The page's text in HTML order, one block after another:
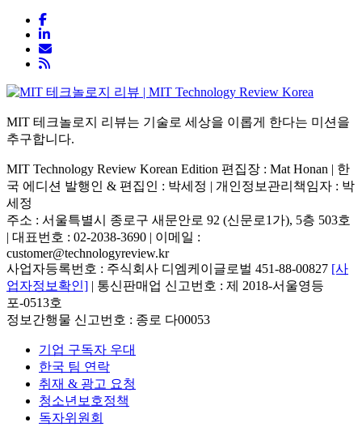
MIT 테크놀로지 리뷰는 기술로 세상을 이롭게 한다는 미션을
추구합니다.
MIT Technology Review Korean Edition 편집장 : Mat Honan | 한
국 에디션 발행인 & 편집인 : 박세정 | 개인정보관리책임자 : 박
세정
주소 : 서울특별시 종로구 새문안로 92 (신문로1가), 5층 503호
| 대표번호 : 02-2038-3690 | 이메일 :
customer@technologyreview.kr
사업자등록번호 : 주식회사 디엠케이글로벌 451-88-00827 [사
업자정보확인] | 통신판매업 신고번호 : 제 2018-서울영등
포-0513호
정보간행물 신고번호 : 종로 다00053
기업 구독자 우대
한국 팀 연락
취재 & 광고 요청
청소년보호정책
독자위원회